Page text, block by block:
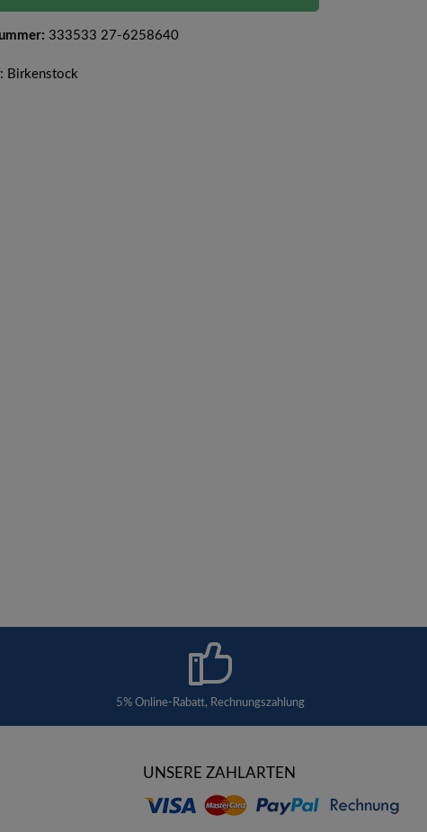
333533 27-6258640
Birkenstock
5% Online-Rabatt, Rechnungszahlung
UNSERE ZAHLARTEN